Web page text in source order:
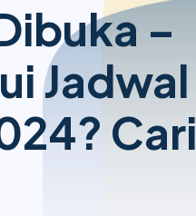
–
Jadwal
Cari